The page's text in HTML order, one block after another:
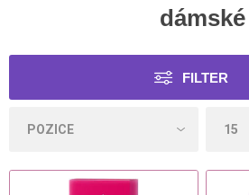
dámské
FILTER